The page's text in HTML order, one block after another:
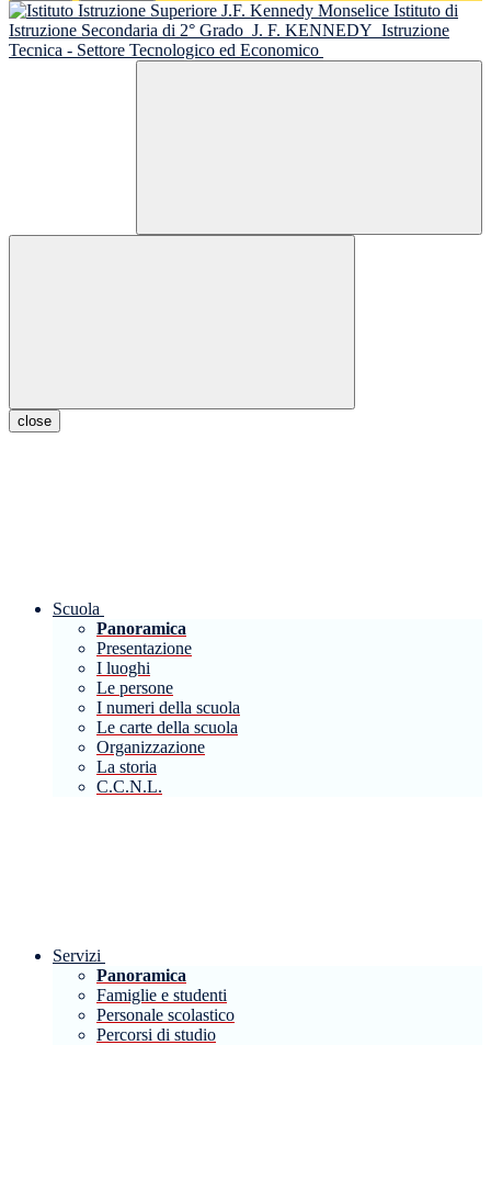
Istituto di
Istruzione Secondaria di 2° Grado J. F. KENNEDY Istruzione
Tecnica - Settore Tecnologico ed Economico
close
Scuola
Panoramica
Presentazione
I luoghi
Le persone
I numeri della scuola
Le carte della scuola
Organizzazione
La storia
C.C.N.L.
Servizi
Panoramica
Famiglie e studenti
Personale scolastico
Percorsi di studio